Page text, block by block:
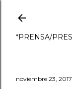
*PRENSA/
noviembre 23, 2017